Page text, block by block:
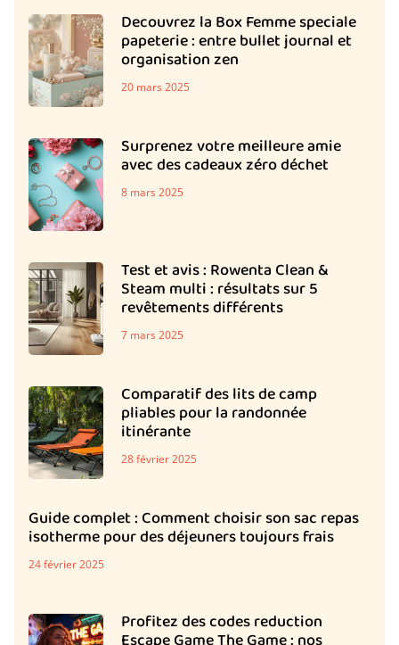
Decouvrez la Box Femme speciale
papeterie : entre bullet journal et
organisation zen
20 mars 2025
Surprenez votre meilleure amie
avec des cadeaux zéro déchet
8 mars 2025
Test et avis : Rowenta Clean &
Steam multi : résultats sur 5
revêtements différents
7 mars 2025
Comparatif des lits de camp
pliables pour la randonnée
itinérante
28 février 2025
Guide complet : Comment choisir son sac repas
isotherme pour des déjeuners toujours frais
24 février 2025
Profitez des codes reduction